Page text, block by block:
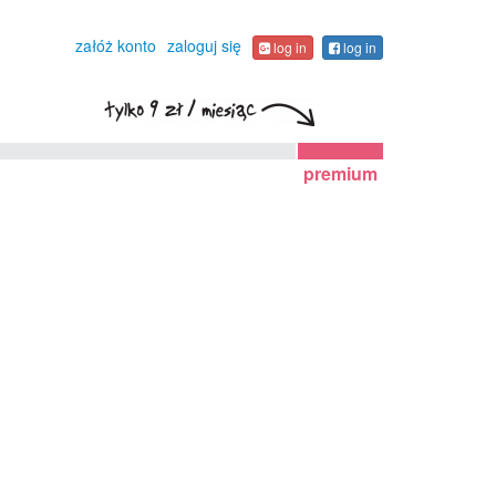
załóż konto zaloguj się log in log in
premium